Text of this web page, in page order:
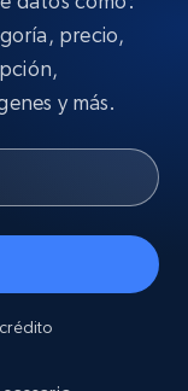
precio,
y más.